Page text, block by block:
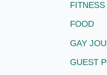
FITNESS
FOOD
GAY
GUEST